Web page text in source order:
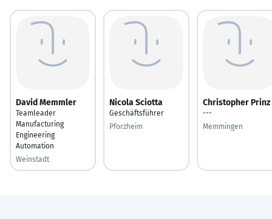
David Memmler
Teamleader
Manufacturing
Engineering
Automation
Weinstadt
Nicola Sciotta
Geschäftsführer
Pforzheim
Christopher Prinz
---
Memmingen